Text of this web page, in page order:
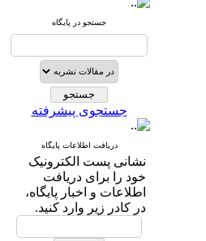
جستجو در پایگاه
جستجوی پیشرفته
دریافت اطلاعات پایگاه
نشانی پست الکترونیک
خود را برای دریافت
اطلاعات و اخبار پایگاه،
در کادر زیر وارد کنید.